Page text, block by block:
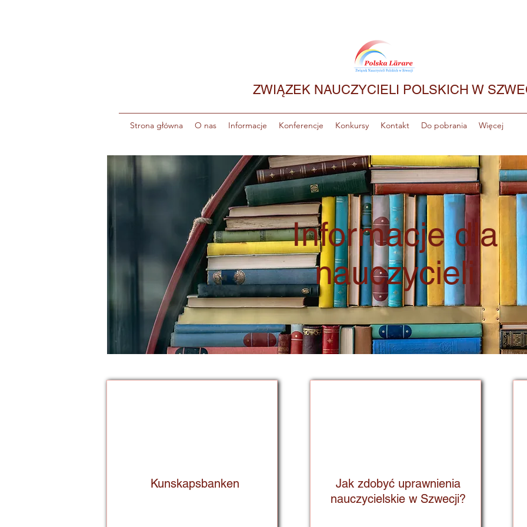
ZWIĄZEK NAUCZYCIELI POLSKICH W
Strona główna O nas Informacje Konferencje Konkursy Kontakt Do pobrania Więcej
Informacje dla
nauczycieli
Kunskapsbanken
Jak zdobyć uprawnienia
nauczycielskie w Szwecji?